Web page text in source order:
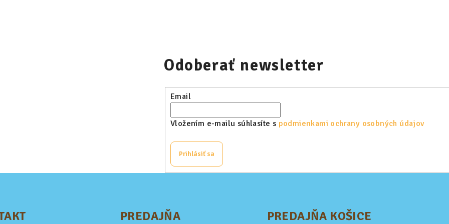
Odoberať newsletter
Email
Vložením e-mailu súhlasíte s podmienkami ochrany osobných údajov
Prihlásiť sa
PREDAJŇA
PREDAJŇA KOŠICE